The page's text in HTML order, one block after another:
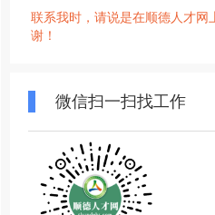
联系我时，请说是在顺德人才网
谢！
微信扫一扫找工作